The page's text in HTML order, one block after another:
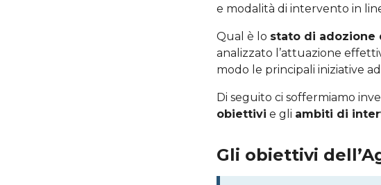
e modalità di intervento in
Qual è lo stato di adozione
analizzato l’attuazione
modo le principali iniziative
Di seguito ci soffermiamo
obiettivi e gli ambiti di
Gli obiettivi